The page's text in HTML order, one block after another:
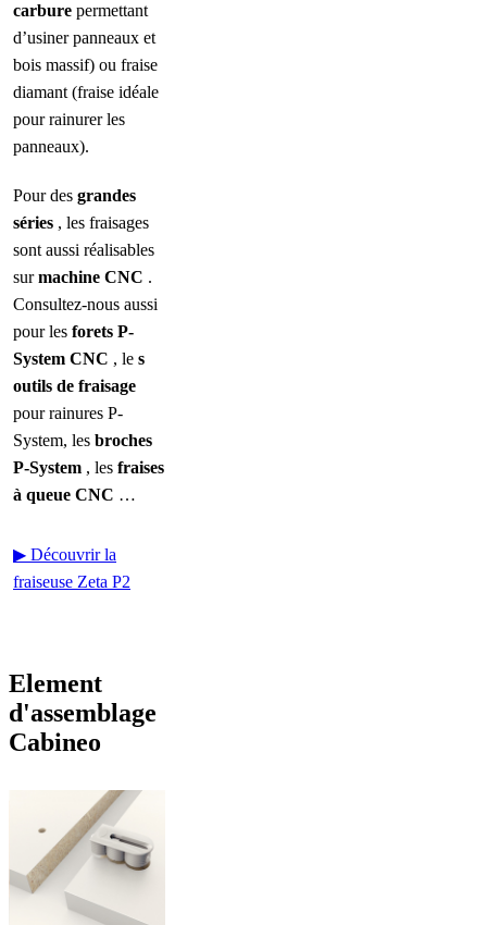
carbure permettant
d’usiner panneaux et
bois massif) ou fraise
diamant (fraise idéale
pour rainurer les
panneaux).
Pour des grandes
séries , les fraisages
sont aussi réalisables
surmachine CNC .
Consultez-nous aussi
pour les forets P-
System CNC , le s
outils de fraisage
pour rainures P-
System, les broches
P-System , les fraises
à queue CNC …
▶ Découvrir la
fraiseuse Zeta P2
Element
d'assemblage
Cabineo